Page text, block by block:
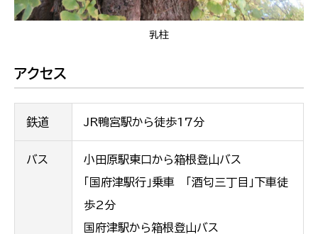
乳柱
アクセス
鉄道 JR鴨宮駅から徒歩17分
バス
小田原駅東口から箱根登山バス
「国府津駅行」乗車 「酒匂三丁目」下車徒
歩2分
国府津駅から箱根登山バス